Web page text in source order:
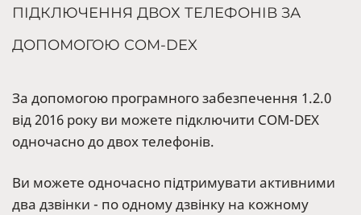
ПІДКЛЮЧЕННЯ ДВОХ ТЕЛЕФОНІВ ЗА
ДОПОМОГОЮ COM-DEX
За допомогою програмного забезпечення 1.2.0
від 2016 року ви можете підключити COM-DEX
одночасно до двох телефонів.
Ви можете одночасно підтримувати активними
два дзвінки - по одному дзвінку на кожному